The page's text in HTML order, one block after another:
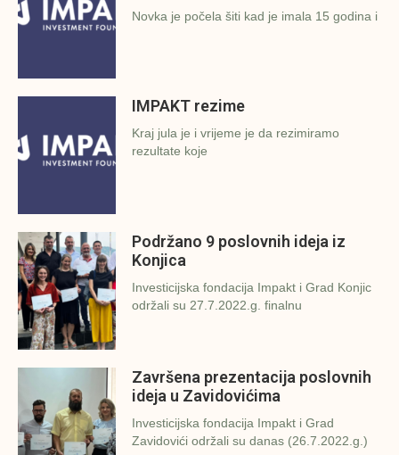
Novka je počela šiti kad je imala 15 godina i
IMPAKT rezime
Kraj jula je i vrijeme je da rezimiramo
rezultate koje
Podržano 9 poslovnih ideja iz
Konjica
Investicijska fondacija Impakt i Grad Konjic
održali su 27.7.2022.g. finalnu
Završena prezentacija poslovnih
ideja u Zavidovićima
Investicijska fondacija Impakt i Grad
Zavidovići održali su danas (26.7.2022.g.)